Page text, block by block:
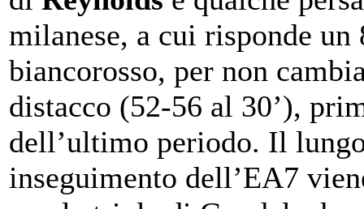
milanese, a cui risponde un
biancorosso, per non
distacco (52-56 al 30’),
dell’ultimo periodo. Il
inseguimento dell’EA7